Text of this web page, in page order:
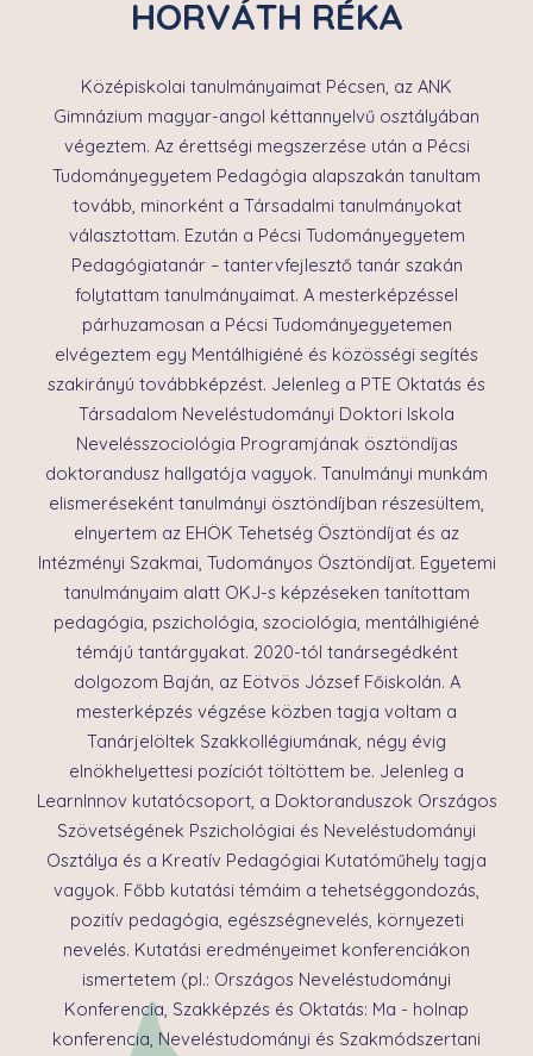
HORVÁTH RÉKA
Középiskolai tanulmányaimat Pécsen, az ANK
Gimnázium magyar-angol kéttannyelvű osztályában
végeztem. Az érettségi megszerzése után a Pécsi
Tudományegyetem Pedagógia alapszakán tanultam
tovább, minorként a Társadalmi tanulmányokat
választottam. Ezután a Pécsi Tudományegyetem
Pedagógiatanár – tantervfejlesztő tanár szakán
folytattam tanulmányaimat. A mesterképzéssel
párhuzamosan a Pécsi Tudományegyetemen
elvégeztem egy Mentálhigiéné és közösségi segítés
szakirányú továbbképzést. Jelenleg a PTE Oktatás és
Társadalom Neveléstudományi Doktori Iskola
Nevelésszociológia Programjának ösztöndíjas
doktorandusz hallgatója vagyok. Tanulmányi munkám
elismeréseként tanulmányi ösztöndíjban részesültem,
elnyertem az EHÖK Tehetség Ösztöndíjat és az
Intézményi Szakmai, Tudományos Ösztöndíjat. Egyetemi
tanulmányaim alatt OKJ-s képzéseken tanítottam
pedagógia, pszichológia, szociológia, mentálhigiéné
témájú tantárgyakat. 2020-tól tanársegédként
dolgozom Baján, az Eötvös József Főiskolán. A
mesterképzés végzése közben tagja voltam a
Tanárjelöltek Szakkollégiumának, négy évig
elnökhelyettesi pozíciót töltöttem be. Jelenleg a
LearnInnov kutatócsoport, a Doktoranduszok Országos
Szövetségének Pszichológiai és Neveléstudományi
Osztálya és a Kreatív Pedagógiai Kutatóműhely tagja
vagyok. Főbb kutatási témáim a tehetséggondozás,
pozitív pedagógia, egészségnevelés, környezeti
nevelés. Kutatási eredményeimet konferenciákon
ismertetem (pl.: Országos Neveléstudományi
Konferencia, Szakképzés és Oktatás: Ma - holnap
konferencia, Neveléstudományi és Szakmódszertani